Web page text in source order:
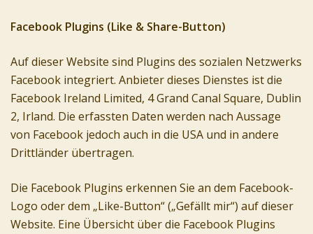
Facebook Plugins (Like & Share-Button)
Auf dieser Website sind Plugins des sozialen Netzwerks
Facebook integriert. Anbieter dieses Dienstes ist die
Facebook Ireland Limited, 4 Grand Canal Square, Dublin
2, Irland. Die erfassten Daten werden nach Aussage
von Facebook jedoch auch in die USA und in andere
Drittländer übertragen.
Die Facebook Plugins erkennen Sie an dem Facebook-
Logo oder dem „Like-Button“ („Gefällt mir“) auf dieser
Website. Eine Übersicht über die Facebook Plugins